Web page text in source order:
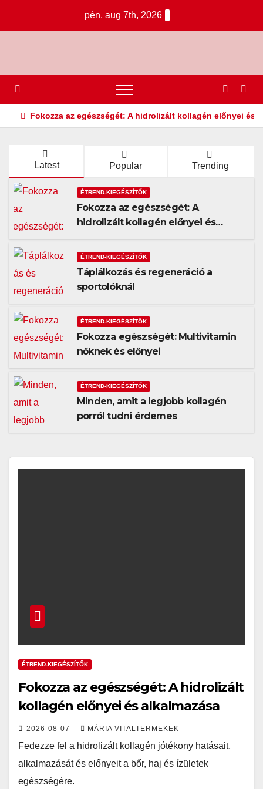
pén. aug 7th, 2026
Fokozza az egészségét: A hidrolizált kollagén előnyei és
Latest Popular Trending
ÉTREND-KIEGÉSZÍTŐK
Fokozza az egészségét: A
hidrolizált kollagén előnyei és
ÉTREND-KIEGÉSZÍTŐK
Táplálkozás és regeneráció a
sportolóknál
ÉTREND-KIEGÉSZÍTŐK
Fokozza egészségét: Multivitamin
nőknek és előnyei
ÉTREND-KIEGÉSZÍTŐK
Minden, amit a legjobb kollagén
porról tudni érdemes
ÉTREND-KIEGÉSZÍTŐK
Fokozza az egészségét: A hidrolizált
kollagén előnyei és alkalmazása
2026-08-07 MÁRIA VITALTERMEKEK
Fedezze fel a hidrolizált kollagén jótékony hatásait,
alkalmazását és előnyeit a bőr, haj és ízületek
egészségére.